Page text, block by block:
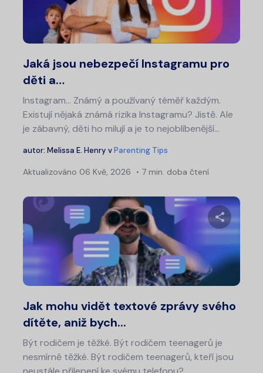
Jaká jsou nebezpečí Instagramu pro
děti a…
Instagram... Známý a používaný téměř každým.
Existují nějaká známá rizika Instagramu? Jistě. Ale
je zábavný, děti ho milují a je to nejoblíbenější...
autor: Melissa E. Henry vParenting Tips
Aktualizováno 06 Kvě, 2026 7 min. doba čtení
Sdílet
Jak mohu vidět textové zprávy svého
dítěte, aniž bych...
Být rodičem je těžké. Být rodičem teenagerů je
nesmírně těžké. Být rodičem teenagerů, kteří jsou